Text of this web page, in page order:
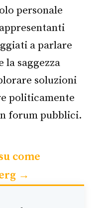
personale
a parlare
la saggezza
soluzioni
politicamente
forum pubblici.
come
→